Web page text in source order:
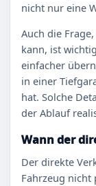
nicht nur eine
Auch die
kann, ist
einfacher
in einer
hat. Solche
der Ablauf
Wann der
Der direkte
Fahrzeug nicht